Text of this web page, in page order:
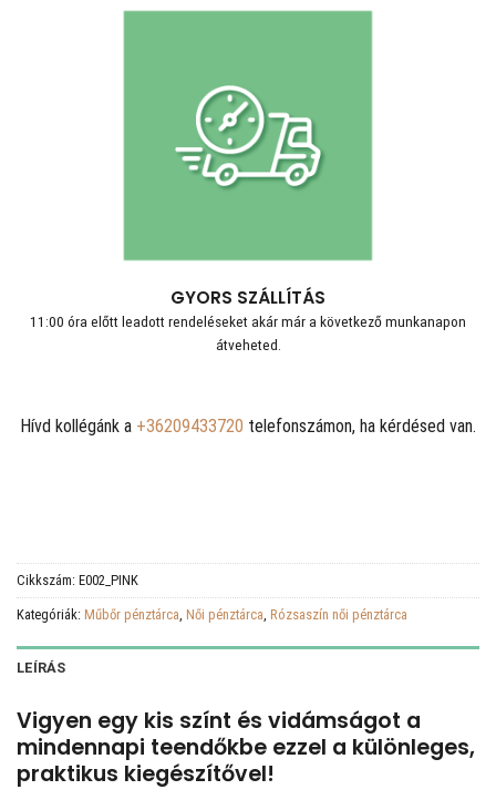
GYORS SZÁLLÍTÁS
11:00 óra előtt leadott rendeléseket akár már a következő munkanapon
átveheted.
Hívd kollégánk a +36209433720 telefonszámon, ha kérdésed van.
Cikkszám: E002_PINK
Kategóriák: Műbőr pénztárca, Női pénztárca, Rózsaszín női pénztárca
LEÍRÁS
Vigyen egy kis színt és vidámságot a
mindennapi teendőkbe ezzel a különleges,
praktikus kiegészítővel!